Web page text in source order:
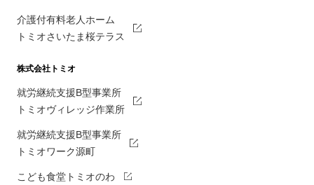
介護付有料老人ホーム
トミオさいたま桜テラス
株式会社トミオ
就労継続支援B型事業所
トミオヴィレッジ作業所
就労継続支援B型事業所
トミオワーク源町
こども食堂トミオのわ